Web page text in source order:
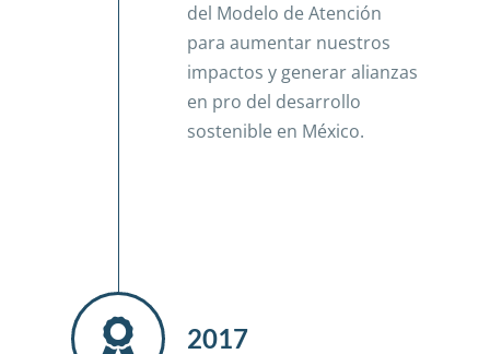
del Modelo de Atención
para aumentar nuestros
impactos y generar alianzas
en pro del desarrollo
sostenible en México.
2017